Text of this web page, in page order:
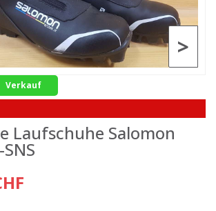
>
Verkauf
Laufschuhe Salomon